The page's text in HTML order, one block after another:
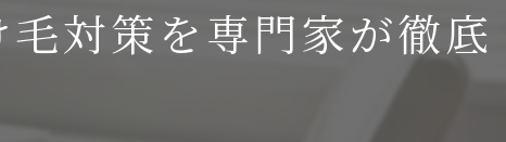
質改善 対策を専門家が徹底